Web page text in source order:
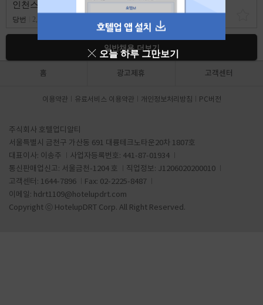
인천스테이호텔 야간 프론트 직원 모집
당번 2,400,000원
일반채용 더보기
오늘 하루 그만보기
홈 광고제휴 고객센터
이용약관 유료서비스 이용약관 개인정보처리방침 PC버전
주식회사 호텔업디알티
서울특별시 금천구 가산동 691 대륭테크노타운20차 1807호
대표이사: 이송주
사업자등록번호: 441-87-01934
통신판매업신고: 서울금천-1204 호
직업정보: J1206020200010
고객센터: 1644-7896
Fax: 02-2225-8487
이메일: hdrt1109@hotelupdrt.com
Copyright ⓒ HotelupDRT Corp. All Right Reserved.